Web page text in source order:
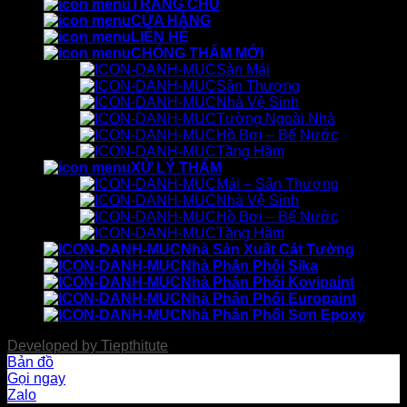
TRANG CHỦ
CỬA HÀNG
LIÊN HỆ
CHỐNG THẤM MỚI
Sàn Mái
Sân Thượng
Nhà Vệ Sinh
Tường Ngoài Nhà
Hồ Bơi – Bể Nước
Tầng Hầm
XỬ LÝ THẤM
Mái – Sân Thượng
Nhà Vệ Sinh
Hồ Bơi – Bể Nước
Tầng Hầm
Nhà Sản Xuất Cát Tường
Nhà Phân Phối Sika
Nhà Phân Phối Kovipaint
Nhà Phân Phối Europaint
Nhà Phân Phối Sơn Epoxy
Developed by Tiepthitute
Bản đồ
Gọi ngay
Zalo